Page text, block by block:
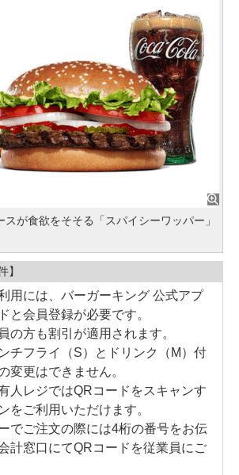
スが食欲をそそる「スパイシーワッパー」
】
用には、バーガーキング 公式アプ
と会員登録が必要です。
の方も割引が適用されます。
チフライ（S）とドリンク（M）付
変更はできません。
人レジではQRコードをスキャンす
をご利用いただけます。
でご注文の際には4桁の番号をお伝
計窓口にてQRコードを従業員にご